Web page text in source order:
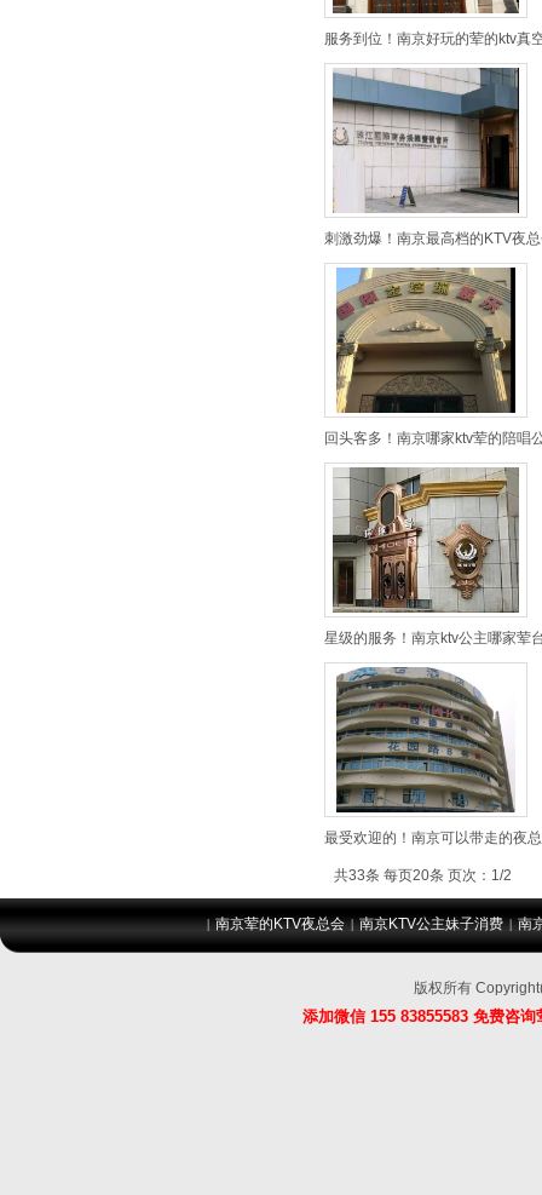
服务到位！南京好玩的荤的ktv真
刺激劲爆！南京最高档的KTV夜
回头客多！南京哪家ktv荤的陪唱
星级的服务！南京ktv公主哪家荤
最受欢迎的！南京可以带走的夜
共33条 每页20条 页次：1/2
|南京荤的KTV夜总会 |南京KTV公主妹子消费 |南
版权所有
添加微信 155 83855583 免费咨